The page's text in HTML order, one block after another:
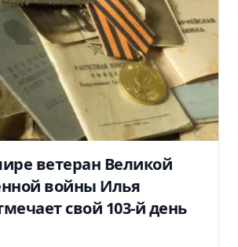
ветеран Великой
войны Илья
свой 103-й день